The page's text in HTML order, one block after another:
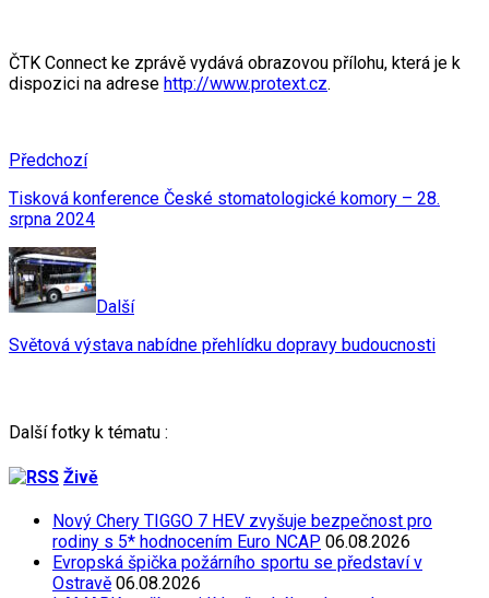
ČTK Connect ke zprávě vydává obrazovou přílohu, která je k
dispozici na adrese http://www.protext.cz.
Předchozí
Tisková konference České stomatologické komory – 28.
srpna 2024
Další
Světová výstava nabídne přehlídku dopravy budoucnosti
Další fotky k tématu :
Živě
Nový Chery TIGGO 7 HEV zvyšuje bezpečnost pro
rodiny s 5* hodnocením Euro NCAP 06.08.2026
Evropská špička požárního sportu se představí v
Ostravě 06.08.2026